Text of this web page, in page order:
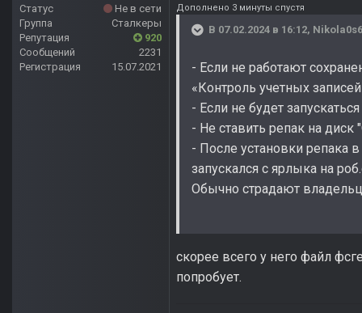
Статус
Не в сети
Группа
Сталкеры
Репутация
920
Сообщений
2231
Регистрация
15.07.2021
Дополнено 3 минуты спустя
В 07.02.2024 в 16:12,
- Если не работают
«Контроль учетных
- Если не будет
- Не ставить репак на диск
- После установки репака
запускался с ярлыка на
Обычно страдают
скорее всего у него файл
попробует.